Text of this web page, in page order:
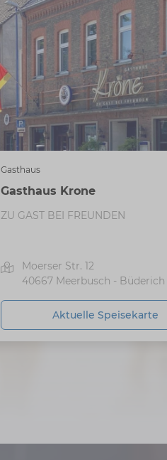
Gasthaus
Gasthaus Krone
ZU GAST BEI FREUNDEN
Moerser Str. 12
40667 Meerbusch - Büderich
Aktuelle Speisekarte